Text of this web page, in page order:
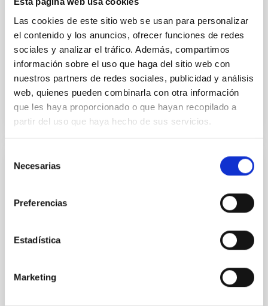
Las cookies de este sitio web se usan para personalizar
el contenido y los anuncios, ofrecer funciones de redes
sociales y analizar el tráfico. Además, compartimos
información sobre el uso que haga del sitio web con
nuestros partners de redes sociales, publicidad y análisis
web, quienes pueden combinarla con otra información
que les haya proporcionado o que hayan recopilado a
partir del uso que haya hecho de sus servicios.
Necesarias
Preferencias
Estadística
Marketing
Methods. We homogeneously analysed
Sarrato-Alós, J. et al.
Fecha de publicación:
6 2026
BIBCODE 2026A&A...710A..95S
NÚMERO DE CITAS 1
CON ÁRBITRO
monitoring of the Einstein Cross
quadruply-imaged gravitationally lensed quasar QSO
hemispheres and using a new photometric
technique. This technique uses a region far enough